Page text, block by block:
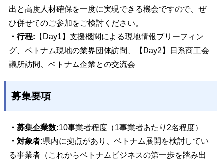
出と高度人材確保を一度に実現できる機会ですので、ぜ
ひ併せてのご参加をご検討ください。
・行程: 【Day1】支援機関による現地情報ブリーフィン
グ 、ベトナム現地の業界団体訪問、【Day2】日系商工会
議所訪問、ベトナム企業との交流会
募集要項
・募集企業数:10事業者程度（1事業者あたり2名程度）
・対象者:県内に拠点があり、ベトナム展開を検討してい
る事業者（これからベトナムビジネスの第一歩を踏み出